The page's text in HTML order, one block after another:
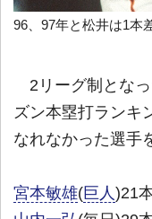
96、97年と松井は1本
2リーグ制となっ
ズン本塁打ランキ
なれなかった選手
宮本敏雄(巨人)21